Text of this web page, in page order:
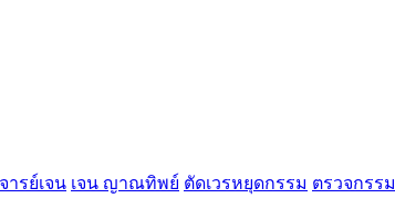
ารย์เจน เจน ญาณทิพย์ ตัดเวรหยุดกรรม ตรวจกรรม